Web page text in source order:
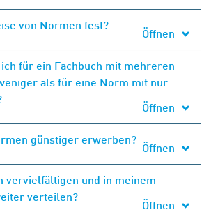
von Normen fest?
Öffnen
für ein Fachbuch mit mehreren
als für eine Norm mit nur
Öffnen
günstiger erwerben?
Öffnen
vervielfältigen und in meinem
verteilen?
Öffnen